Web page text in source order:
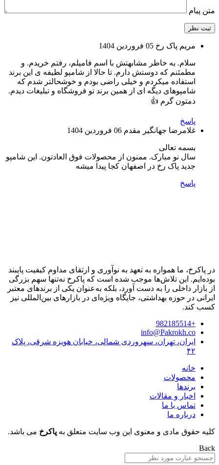
متن پیام
ثبت نظر
مریم پاک رخ 05 فروردین 1404
سلام. به خاطر مشابهتش با اسم فامیلم، رفتم خریدم. و
مطمئنم که دوستش دارم. تا حالا از شامپو لطیفه ی این برند
استفاده میکردم و خیلی راضی بودم و خوشحالتر شدم که
شامپوهای دیگه ای از همین برند تو فروشگاه و تبلیغات دیدم.
دمتون گرم 👍
پاسخ
غلامرضا جهانگیر مقدم 06 فروردین 1404
بسمه تعالی
سال نو مبارک. ممنون از محصولات فوق العادتون. این شامپو
جدید پاک رخ در اصفهان کجا پیدا میشه
پاسخ
در پاکرخ، ما همواره به تعهد به نوآوری و ارتقای مداوم کیفیت پایبند
بوده‌ایم. این تلاش‌ها موجب شده است که پاکرخ نه‌تنها سهم بزرگی
از بازار داخلی را به دست آورد، بلکه به‌عنوان یکی از برندهای معتبر
ایرانی در حوزه بهداشتی، جایگاه ویژه‌ای در بازارهای بین‌المللی نیز
کسب کند.
+982185514
info@Pakrokh.co
ایران، تهران، سهروردی شمالی، خیابان هویزه شرقی، پلاک
۴۲
خانه
محصولات
برندها
اخبار و مقالات
تماس با ما
درباره ما
کلیه حقوق مادی و معنوی این وب سایت متعلق به پاکرخ می باشد.
Back